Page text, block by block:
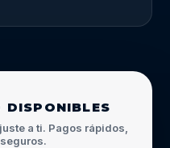
DISPONIBLES
a ti. Pagos rápidos,